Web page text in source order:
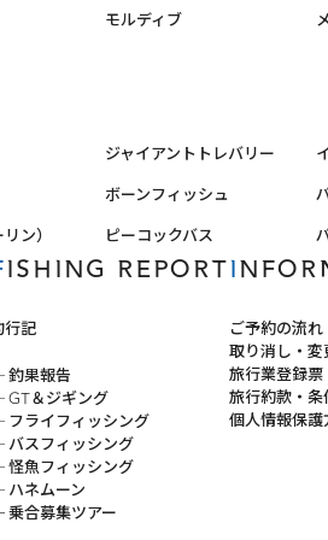
モルディブ
ジャイアントトレバリー
ボーンフィッシュ
ン） ピーコックバス
FISHING REPORT
行記
釣果報告
GT＆ジギング
フライフィッシング
バスフィッシング
怪魚フィッシング
ハネムーン
乗合募集ツアー
ご予約の流れ
取り消し・変
旅行業登録票
旅行約款・条
個人情報保護